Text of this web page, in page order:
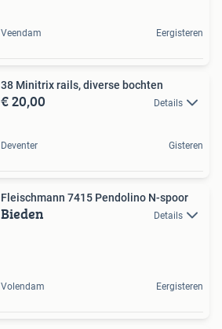
Veendam Eergisteren
38 Minitrix rails, diverse bochten
€ 20,00 Details
Deventer Gisteren
Fleischmann 7415 Pendolino N-spoor
Bieden Details
Volendam Eergisteren